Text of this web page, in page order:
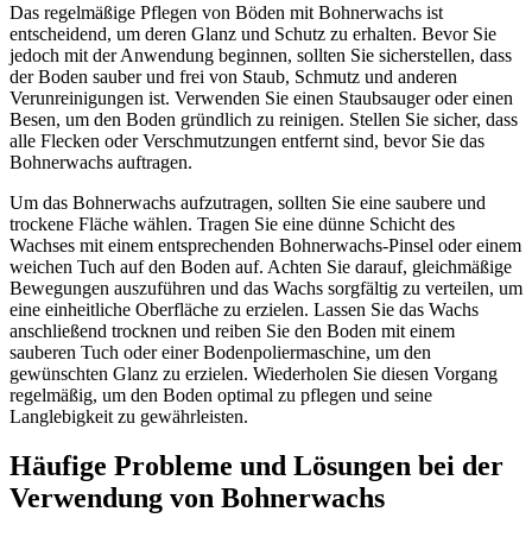
Das regelmäßige Pflegen von Böden mit Bohnerwachs ist
entscheidend, um deren Glanz und Schutz zu erhalten. Bevor Sie
jedoch mit der Anwendung beginnen, sollten Sie sicherstellen, dass
der Boden sauber und frei von Staub, Schmutz und anderen
Verunreinigungen ist. Verwenden Sie einen Staubsauger oder einen
Besen, um den Boden gründlich zu reinigen. Stellen Sie sicher, dass
alle Flecken oder Verschmutzungen entfernt sind, bevor Sie das
Bohnerwachs auftragen.
Um das Bohnerwachs aufzutragen, sollten Sie eine saubere und
trockene Fläche wählen. Tragen Sie eine dünne Schicht des
Wachses mit einem entsprechenden Bohnerwachs-Pinsel oder einem
weichen Tuch auf den Boden auf. Achten Sie darauf, gleichmäßige
Bewegungen auszuführen und das Wachs sorgfältig zu verteilen, um
eine einheitliche Oberfläche zu erzielen. Lassen Sie das Wachs
anschließend trocknen und reiben Sie den Boden mit einem
sauberen Tuch oder einer Bodenpoliermaschine, um den
gewünschten Glanz zu erzielen. Wiederholen Sie diesen Vorgang
regelmäßig, um den Boden optimal zu pflegen und seine
Langlebigkeit zu gewährleisten.
Häufige Probleme und Lösungen bei der
Verwendung von Bohnerwachs